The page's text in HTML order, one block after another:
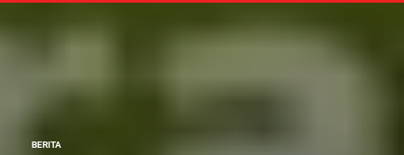
BERITA